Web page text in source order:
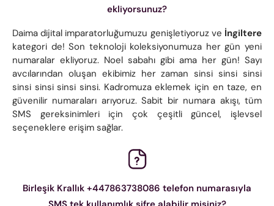
ekliyorsunuz?
Daima dijital imparatorluğumuzu genişletiyoruz ve İngiltere
kategori de! Son teknoloji koleksiyonumuza her gün yeni
numaralar ekliyoruz. Noel sabahı gibi ama her gün! Sayı
avcılarından oluşan ekibimiz her zaman sinsi sinsi sinsi
sinsi sinsi sinsi sinsi. Kadromuza eklemek için en taze, en
güvenilir numaraları arıyoruz. Sabit bir numara akışı, tüm
SMS gereksinimleri için çok çeşitli güncel, işlevsel
seçeneklere erişim sağlar.
Birleşik Krallık +447863738086 telefon numarasıyla